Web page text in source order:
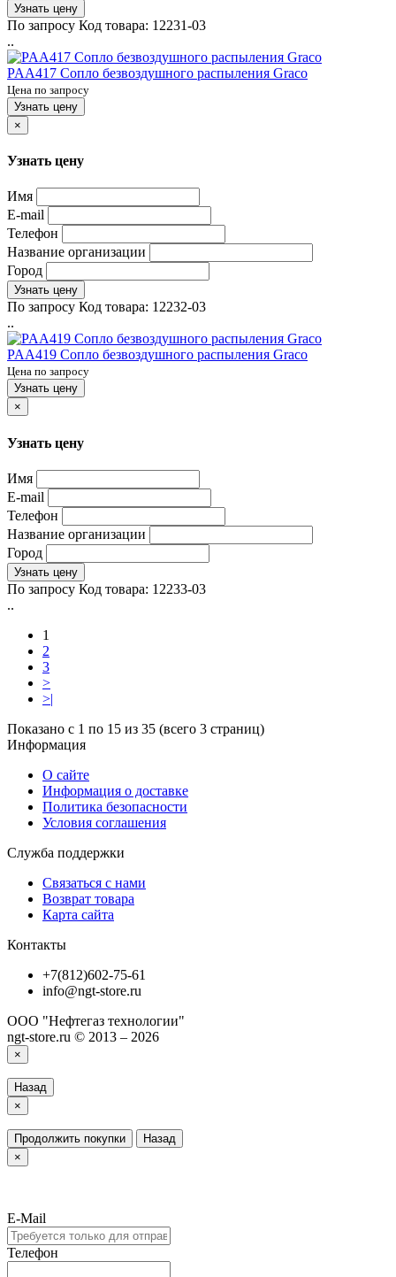
Узнать цену
По запросу Код товара: 12231-03
..
PAA417 Сопло безвоздушного распыления Graco
Цена по запросу
Узнать цену
×
Узнать цену
Имя
E-mail
Телефон
Название организации
Город
Узнать цену
По запросу Код товара: 12232-03
..
PAA419 Сопло безвоздушного распыления Graco
Цена по запросу
Узнать цену
×
Узнать цену
Имя
E-mail
Телефон
Название организации
Город
Узнать цену
По запросу Код товара: 12233-03
..
1
2
3
>
>|
Показано с 1 по 15 из 35 (всего 3 страниц)
Информация
О сайте
Информация о доставке
Политика безопасности
Условия соглашения
Служба поддержки
Связаться с нами
Возврат товара
Карта сайта
Контакты
+7(812)602-75-61
info@ngt-store.ru
ООО "Нефтегаз технологии"
ngt-store.ru © 2013 – 2026
×
Назад
×
Продолжить покупки
Назад
×
E-Mail
Телефон